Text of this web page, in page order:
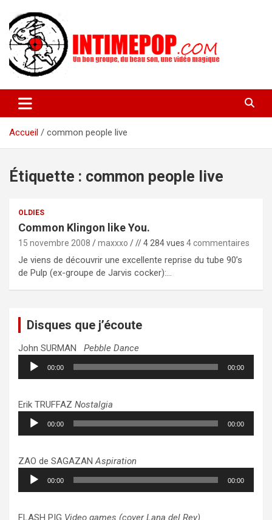
contenu
intimepop.com
actuelles pop rock, post-rock, indé sur Lyon. rock pop concert
lyon
Accueil
common people live
Étiquette : common people live
OLDIES
Common Klingon like You.
15 novembre 2008 maxxxo // 4 284 vues 4 commentaires
Je viens de découvrir une excellente reprise du tube 90’s
de Pulp (ex-groupe de Jarvis cocker):…
Disques que j’écoute
John SURMAN Pebble Dance
Lecteur
audio
00:00 00:00
Erik TRUFFAZ Nostalgia
Lecteur
audio
00:00 00:00
ZAO de SAGAZANAspiration
Lecteur
audio
00:00 00:00
FLASH PIG Video games (cover Lana del Rey)